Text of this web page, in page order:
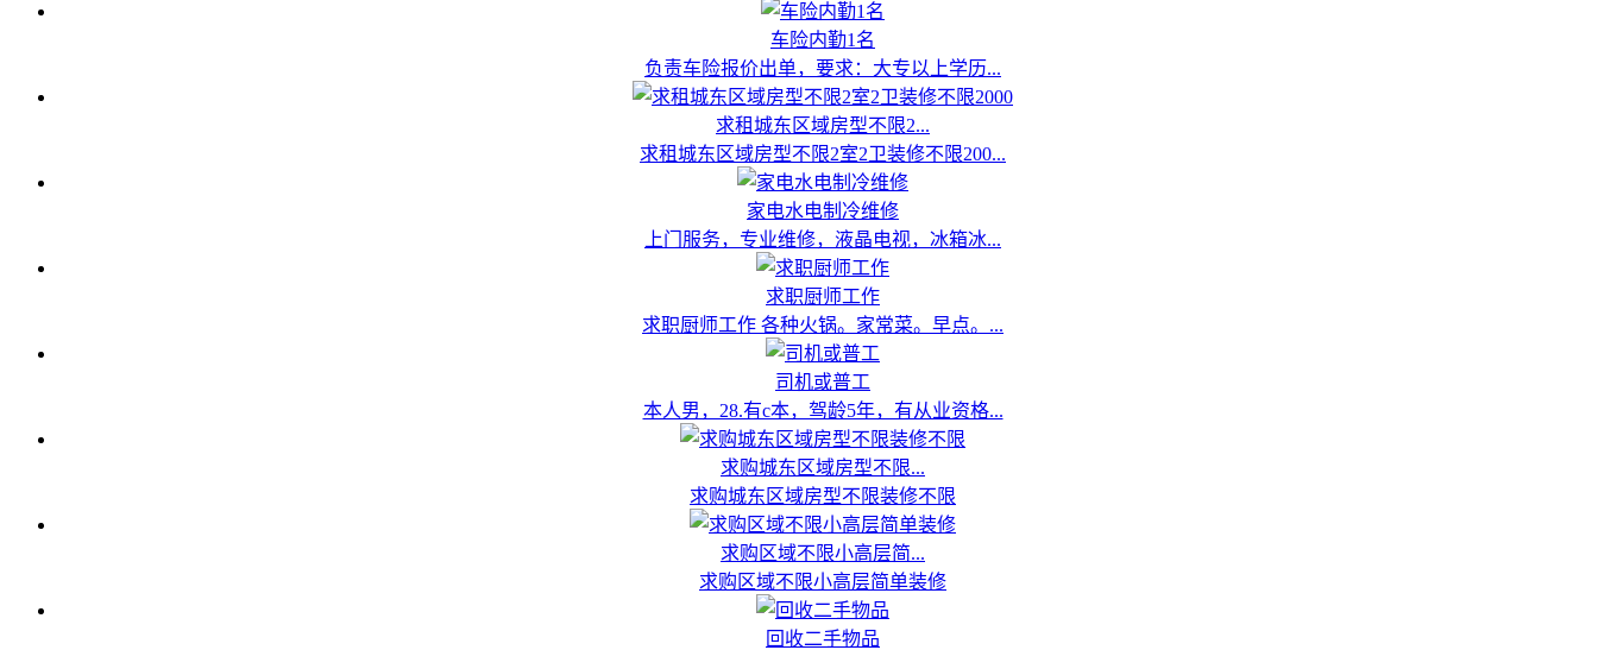
车险内勤1名
负责车险报价出单，要求：大专以上学历...
求租城东区域房型不限2...
求租城东区域房型不限2室2卫装修不限200...
家电水电制冷维修
上门服务，专业维修，液晶电视，冰箱冰...
求职厨师工作
求职厨师工作 各种火锅。家常菜。早点。...
司机或普工
本人男，28.有c本，驾龄5年，有从业资格...
求购城东区域房型不限...
求购城东区域房型不限装修不限
求购区域不限小高层简...
求购区域不限小高层简单装修
回收二手物品